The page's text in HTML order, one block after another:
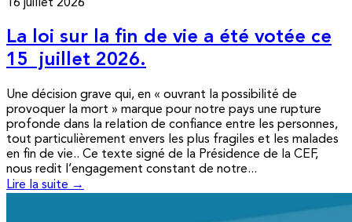
16 juillet 2026
La loi sur la fin de vie a été votée ce
15 juillet 2026.
Une décision grave qui, en « ouvrant la possibilité de
provoquer la mort » marque pour notre pays une rupture
profonde dans la relation de confiance entre les personnes,
tout particulièrement envers les plus fragiles et les malades
en fin de vie.. Ce texte signé de la Présidence de la CEF,
nous redit l’engagement constant de notre...
Lire la suite →